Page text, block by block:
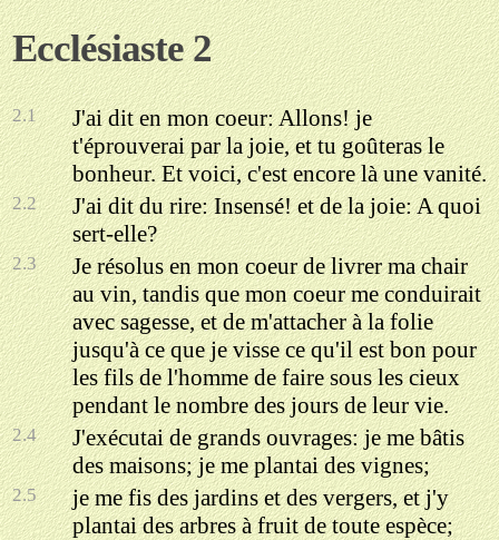
Ecclésiaste 2
2.1
J'ai dit en mon coeur: Allons! je
t'éprouverai par la joie, et tu goûteras le
bonheur. Et voici, c'est encore là une vanité.
2.2
J'ai dit du rire: Insensé! et de la joie: A quoi
sert-elle?
2.3
Je résolus en mon coeur de livrer ma chair
au vin, tandis que mon coeur me conduirait
avec sagesse, et de m'attacher à la folie
jusqu'à ce que je visse ce qu'il est bon pour
les fils de l'homme de faire sous les cieux
pendant le nombre des jours de leur vie.
2.4
J'exécutai de grands ouvrages: je me bâtis
des maisons; je me plantai des vignes;
2.5
je me fis des jardins et des vergers, et j'y
plantai des arbres à fruit de toute espèce;